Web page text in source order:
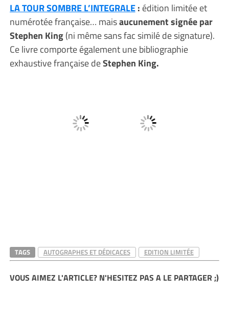
LA TOUR SOMBRE L’INTEGRALE: édition limitée et
numérotée française… maisaucunement signée par
Stephen King(ni même sans fac similé de signature).
Ce livre comporte également une bibliographie
exhaustive française deStephen King.
TAGS AUTOGRAPHES ET DÉDICACES EDITION LIMITÉE
VOUS AIMEZ L'ARTICLE? N'HESITEZ PAS A LE PARTAGER ;)